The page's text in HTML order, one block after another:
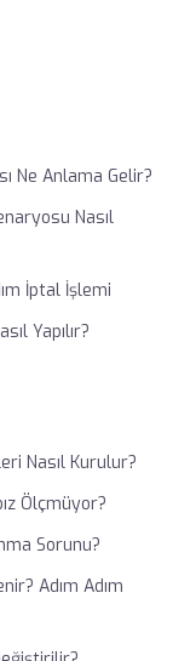
Ne Anlama Gelir?
Nasıl
İptal İşlemi
Yapılır?
Nasıl Kurulur?
Ölçmüyor?
Sorunu?
Adım Adım